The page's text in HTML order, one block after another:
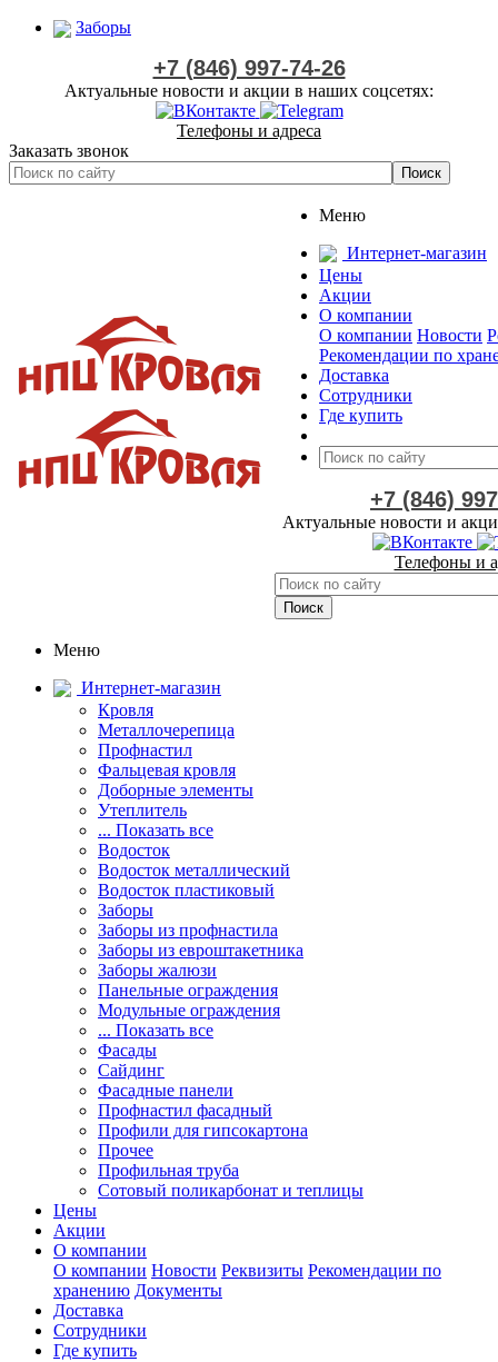
Заборы
+7 (846) 997-74-26
Актуальные новости и акции в наших соцсетях:
Телефоны и адреса
Заказать звонок
Меню
Интернет-магазин
Цены
Акции
О компании
О компании Новости
Рекомендации по
Доставка
Сотрудники
Где купить
+7 (846)
Актуальные новости и
Телефоны и
Меню
Интернет-магазин
Кровля
Металлочерепица
Профнастил
Фальцевая кровля
Доборные элементы
Утеплитель
... Показать все
Водосток
Водосток металлический
Водосток пластиковый
Заборы
Заборы из профнастила
Заборы из евроштакетника
Заборы жалюзи
Панельные ограждения
Модульные ограждения
... Показать все
Фасады
Сайдинг
Фасадные панели
Профнастил фасадный
Профили для гипсокартона
Прочее
Профильная труба
Сотовый поликарбонат и теплицы
Цены
Акции
О компании
О компании Новости Реквизиты Рекомендации по
хранению Документы
Доставка
Сотрудники
Где купить